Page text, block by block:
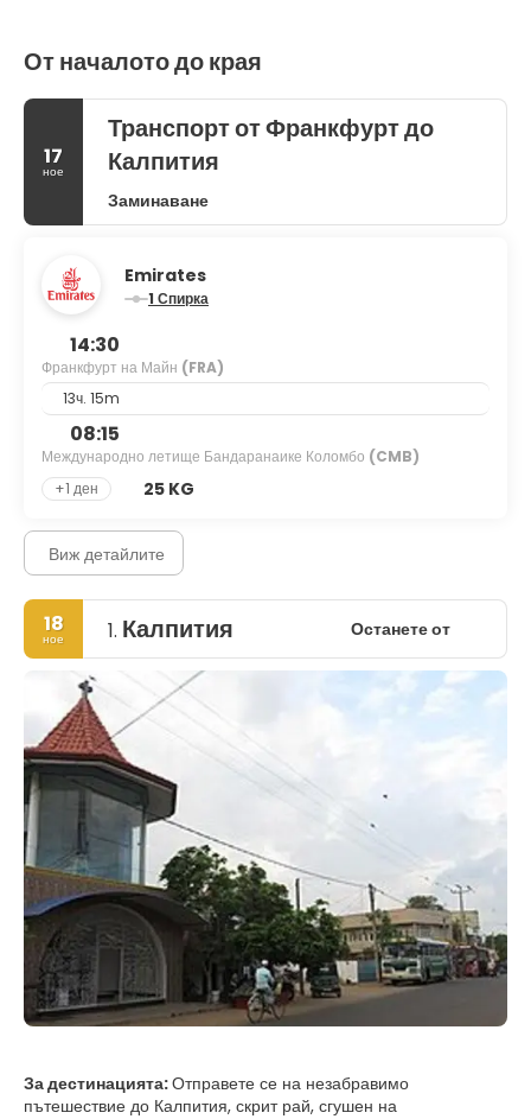
От началото до края
17
ное
Транспорт от Франкфурт до
Калпития
Заминаване
Emirates
1 Спирка
14:30
Франкфурт на Майн (FRA)
13ч. 15m
08:15
Международно летище Бандаранаике Коломбо (CMB)
+1 ден
25 KG
Виж детайлите
18
ное 1. Калпития Останете от
За дестинацията:Отправете се на незабравимо
пътешествие до Калпития, скрит рай, сгушен на